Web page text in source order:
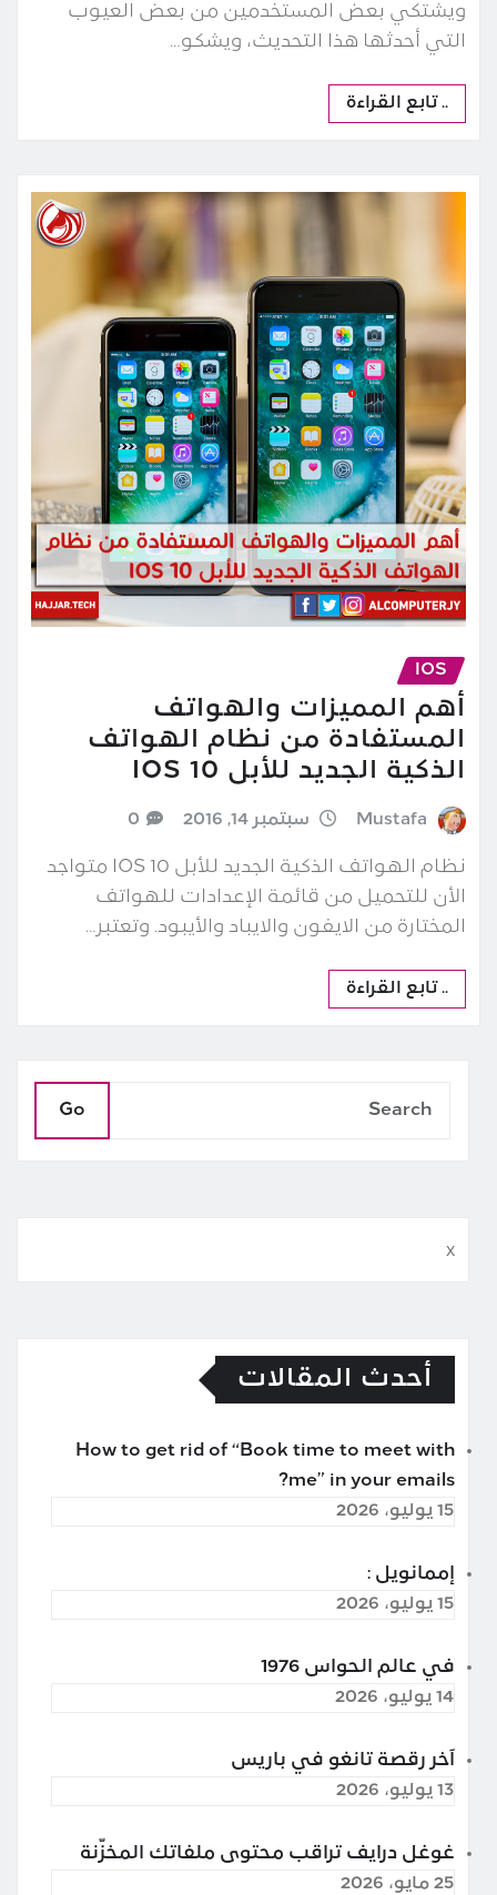
ويشتكي بعض المستخدمين من بعض العيوب
التي أحدثها هذا التحديث، ويشكو…
.. تابع القراءة
IOS
أهم المميزات والهواتف
المستفادة من نظام الهواتف
الذكية الجديد للأبل IOS 10
Mustafa سبتمبر 14, 2016 0
نظام الهواتف الذكية الجديد للأبل IOS 10 متواجد
الأن للتحميل من قائمة الإعدادات للهواتف
المختارة من الايفون والايباد والأيبود. وتعتبر…
.. تابع القراءة
Go
x
أحدث المقالات
How to get rid of “Book time to meet with
me” in your emails?
15 يوليو، 2026
إممانويل :
15 يوليو، 2026
في عالم الحواس 1976
14 يوليو، 2026
آخر رقصة تانغو في باريس
13 يوليو، 2026
غوغل درايف تراقب محتوى ملفاتك المخزّنة
25 مايو، 2026